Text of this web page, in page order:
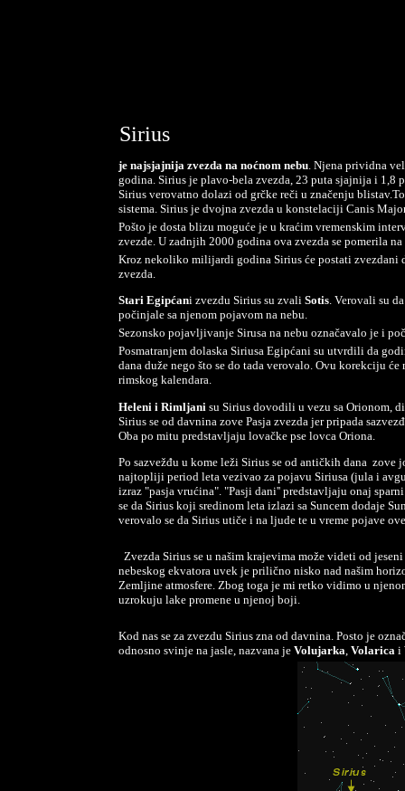
Sirius
je najsjajnija zvezda na noćnom nebu. Njena prividna
godina. Sirius je plavo-bela zvezda, 23 puta sjajnija i 1,8
Sirius verovatno dolazi od grčke reči u značenju
sistema. Sirius je dvojna zvezda u konstelaciji Canis
Pošto je dosta blizu moguće je u kraćim vremenskim
zvezde. U zadnjih 2000 godina ova zvezda se pomerila
Kroz nekoliko milijardi godina Sirius će postati
zvezda.
Stari Egipćani zvezdu Sirius su zvali Sotis. Verovali su
počinjale sa njenom pojavom na nebu.
Sezonsko pojavljivanje Sirusa na nebu označavalo je i
Posmatranjem dolaska Siriusa Egipćani su utvrdili da
dana duže nego što se do tada verovalo. Ovu korekciju
rimskog kalendara.
Heleni i Rimljani su Sirius dovodili u vezu sa Orionom,
Sirius se od davnina zove Pasja zvezda jer pripada
Oba po mitu predstavljaju lovačke pse lovca Oriona.
Po sazvežđu u kome leži Sirius se od antičkih dana zove
najtopliji period leta vezivao za pojavu Siriusa (jula i
izraz "pasja vrućina". "Pasji dani'' predstavljaju onaj
se da Sirius koji sredinom leta izlazi sa Suncem dodaje
verovalo se da Sirius utiče i na ljude te u vreme pojave
Zvezda Sirius se u našim krajevima može videti od
nebeskog ekvatora uvek je prilično nisko nad našim
Zemljine atmosfere. Zbog toga je mi retko vidimo u
uzrokuju lake promene u njenoj boji.
Kod nas se za zvezdu Sirius zna od davnina. Posto je
odnosno svinje na jasle, nazvana je Volujarka, Volarica i